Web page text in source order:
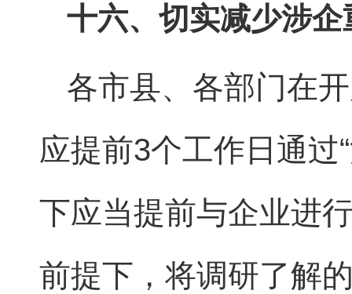
十六、切实减少涉企
各市县、各部门在
应提前3个工作日通过
下应当提前与企业进
前提下，将调研了解